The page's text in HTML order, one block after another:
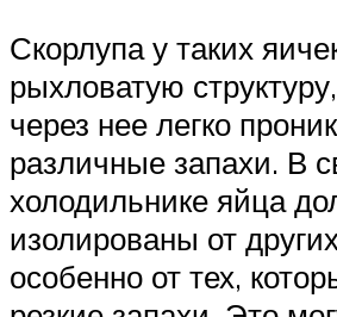
Скорлупа у таких
рыхловатую
через нее легко
различные запахи. В
холодильнике яйца
изолированы от
особенно от тех,